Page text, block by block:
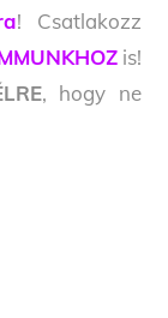
! Csatlakozz
is!
, hogy ne